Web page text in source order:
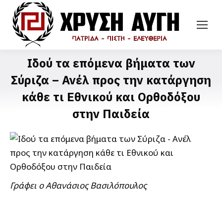
Ιδού τα επόμενα βήματα των
Σύριζα – Ανέλ προς την κατάργηση
κάθε τι Εθνικού και Ορθοδόξου
στην Παιδεία
Γράφει ο Αθανάσιος Βασιλόπουλος